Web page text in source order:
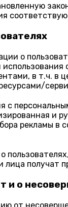
о
в т.ч. в
и
рекламы
получат
и о